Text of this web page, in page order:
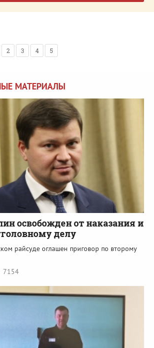
2 3 4 5
МАТЕРИАЛЫ
освобожден от наказания и
делу
райсуде оглашен приговор по второму
7154